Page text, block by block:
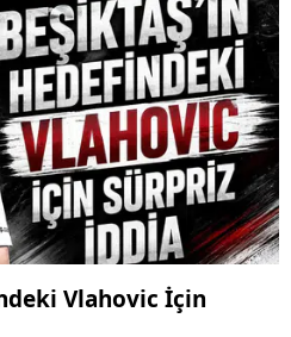
Vlahovic İçin